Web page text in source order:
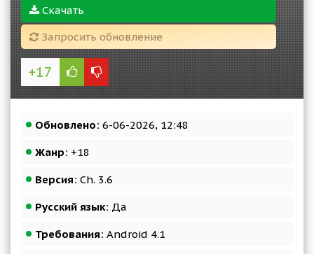
Скачать
Запросить обновление
+17
Обновлено: 6-06-2026, 12:48
Жанр: +18
Версия: Ch. 3.6
Русский язык: Да
Требования: Android 4.1